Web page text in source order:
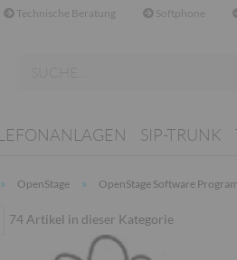
Technische Beratung Softphone
SIP-TRUNK
» OpenStage » OpenStage Software
74 Artikel in dieser Kategorie